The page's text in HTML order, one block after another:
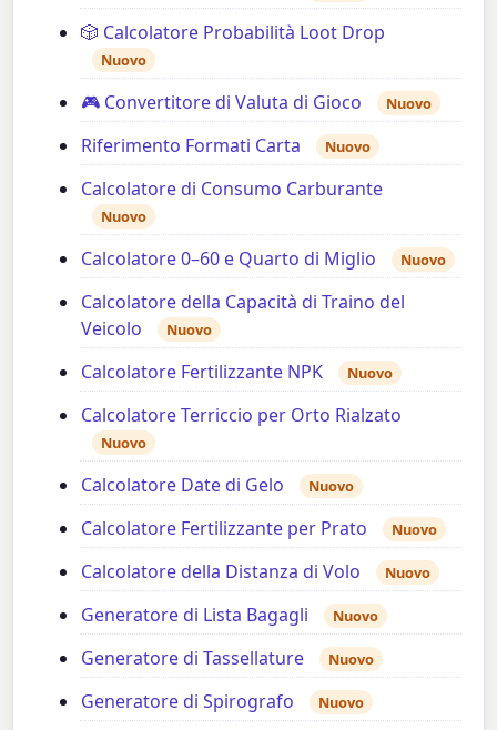
🎲 Calcolatore Probabilità Loot Drop
Nuovo
🎮 Convertitore di Valuta di Gioco Nuovo
Riferimento Formati Carta Nuovo
Calcolatore di Consumo Carburante
Nuovo
Calcolatore 0–60 e Quarto di Miglio Nuovo
Calcolatore della Capacità di Traino del
Veicolo
Nuovo
Calcolatore Fertilizzante NPK Nuovo
Calcolatore Terriccio per Orto Rialzato
Nuovo
Calcolatore Date di Gelo Nuovo
Calcolatore Fertilizzante per Prato Nuovo
Calcolatore della Distanza di Volo Nuovo
Generatore di Lista Bagagli Nuovo
Generatore di Tassellature Nuovo
Generatore di Spirografo Nuovo